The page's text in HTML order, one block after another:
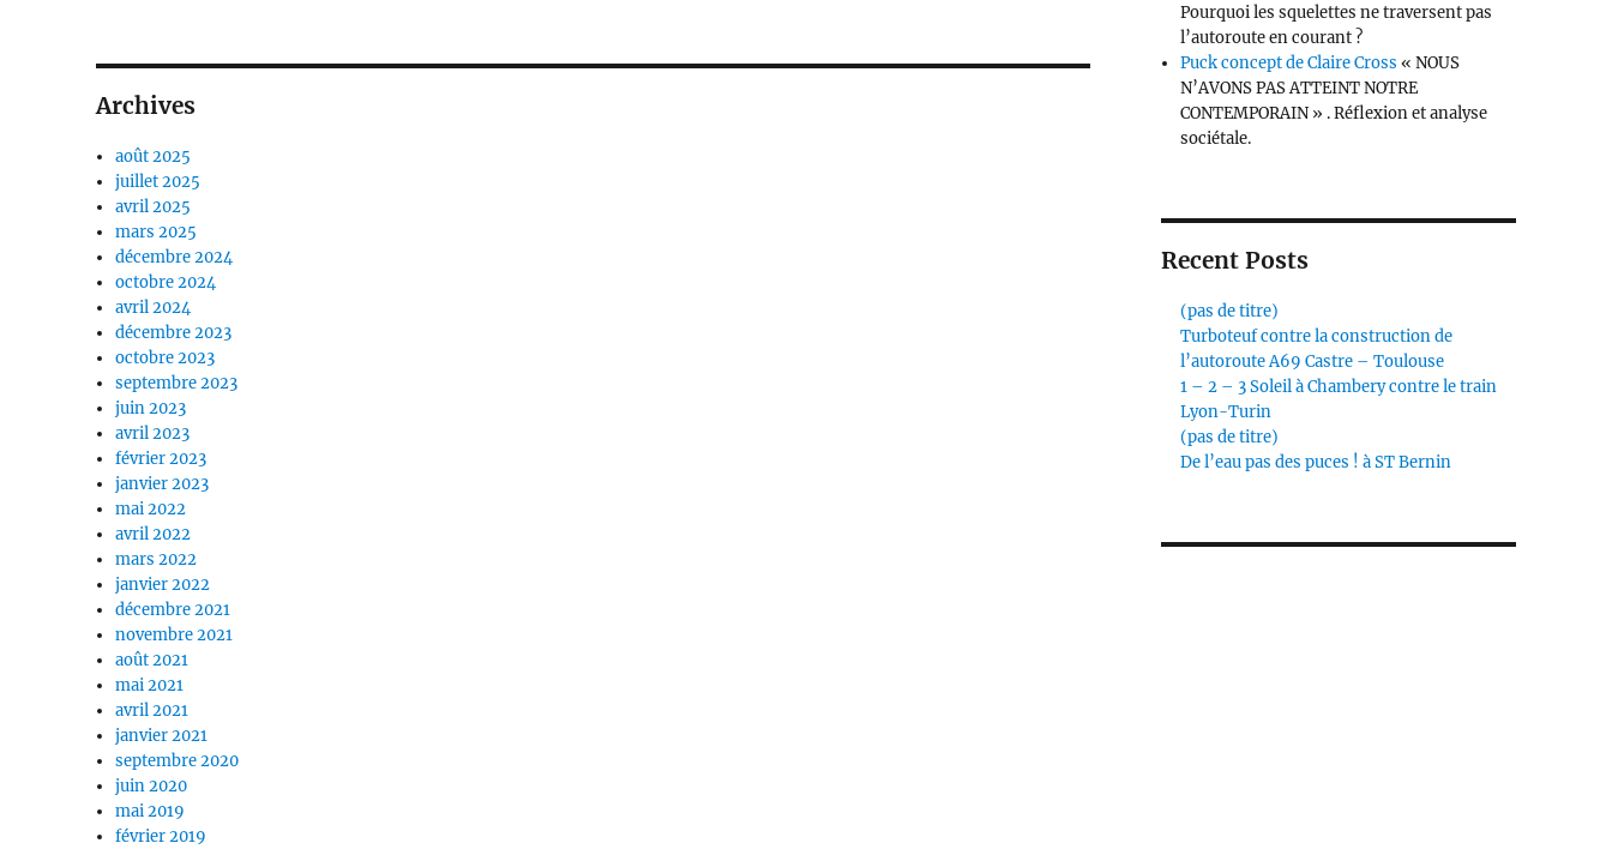
Archives
août 2025
juillet 2025
avril 2025
mars 2025
décembre 2024
octobre 2024
avril 2024
décembre 2023
octobre 2023
septembre 2023
juin 2023
avril 2023
février 2023
janvier 2023
mai 2022
avril 2022
mars 2022
janvier 2022
décembre 2021
novembre 2021
août 2021
mai 2021
avril 2021
janvier 2021
septembre 2020
juin 2020
mai 2019
février 2019
Pourquoi les squelettes ne traversent pas
l’autoroute en courant ?
Puck concept de Claire Cross « NOUS
N’AVONS PAS ATTEINT NOTRE
CONTEMPORAIN » . Réflexion et analyse
sociétale.
Recent Posts
(pas de titre)
Turboteuf contre la construction de
l’autoroute A69 Castre – Toulouse
1 – 2 – 3 Soleil à Chambery contre le train
Lyon-Turin
(pas de titre)
De l’eau pas des puces ! à ST Bernin